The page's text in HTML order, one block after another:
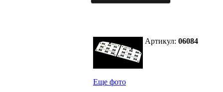
Еще фото
Артикул: 06084